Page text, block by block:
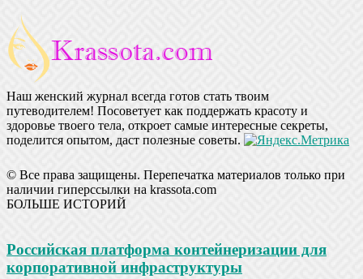
Наш женский журнал всегда готов стать твоим
путеводителем! Посоветует как поддержать красоту и
здоровье твоего тела, откроет самые интересные секреты,
поделится опытом, даст полезные советы.
© Все права защищены. Перепечатка материалов только при
наличии гиперссылки на krassota.com
БОЛЬШЕ ИСТОРИЙ
Российская платформа контейнеризации для
корпоративной инфраструктуры